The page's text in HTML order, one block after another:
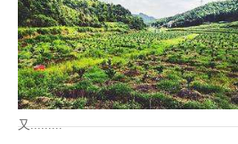
又.........